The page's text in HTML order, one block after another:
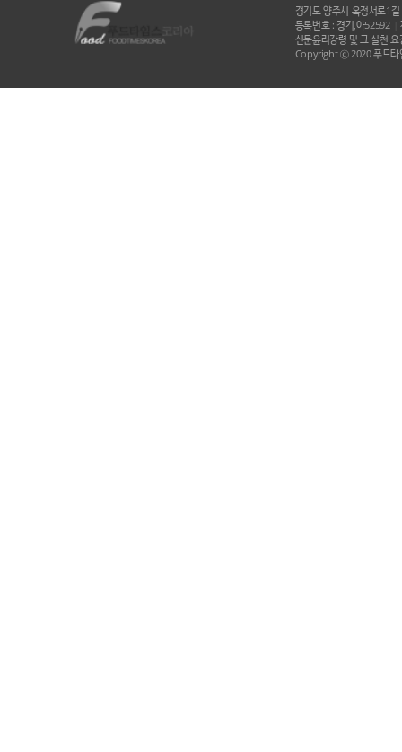
경기도 양주시 옥정서로1
등록번호 : 경기,아52592
신문윤리강령 및 그 실천
Copyright ⓒ 2020 푸드타